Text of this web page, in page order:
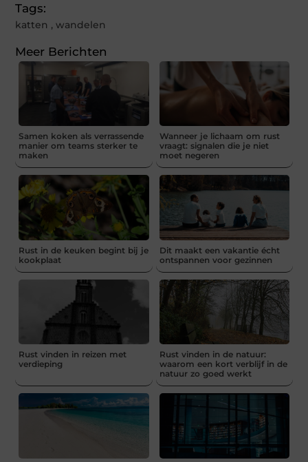
Tags:
katten ,wandelen
Meer Berichten
Samen koken als verrassende
manier om teams sterker te
maken
Wanneer je lichaam om rust
vraagt: signalen die je niet
moet negeren
Rust in de keuken begint bij je
kookplaat
Dit maakt een vakantie écht
ontspannen voor gezinnen
Rust vinden in reizen met
verdieping
Rust vinden in de natuur:
waarom een kort verblijf in de
natuur zo goed werkt